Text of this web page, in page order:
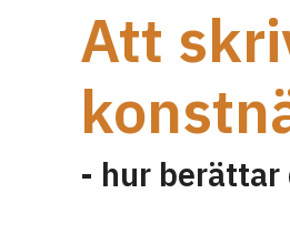
Att
- hur berättar